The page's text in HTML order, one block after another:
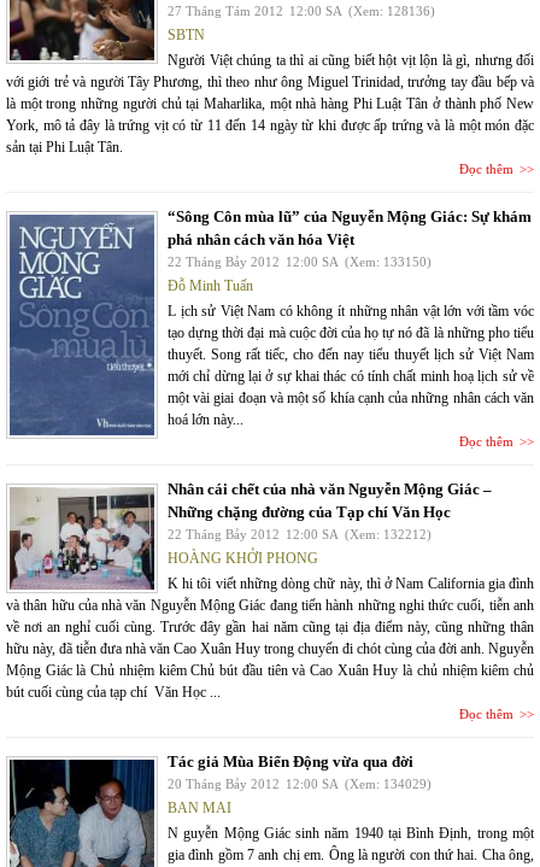
27 Tháng Tám 2012 12:00 SA (Xem: 128136)
SBTN
Người Việt chúng ta thì ai cũng biết hột vịt lộn là gì, nhưng đối
với giới trẻ và người Tây Phương, thì theo như ông Miguel Trinidad, trưởng tay đầu bếp và
là một trong những người chủ tại Maharlika, một nhà hàng Phi Luật Tân ở thành phố New
York, mô tả đây là trứng vịt có từ 11 đến 14 ngày từ khi được ấp trứng và là một món đặc
sản tại Phi Luật Tân.
Đọc thêm
“Sông Côn mùa lũ” của Nguyễn Mộng Giác: Sự khám
phá nhân cách văn hóa Việt
22 Tháng Bảy 2012 12:00 SA (Xem: 133150)
Đỗ Minh Tuấn
L ịch sử Việt Nam có không ít những nhân vật lớn với tầm vóc
tạo dựng thời đại mà cuộc đời của họ tự nó đã là những pho tiểu
thuyết. Song rất tiếc, cho đến nay tiểu thuyết lịch sử Việt Nam
mới chỉ dừng lại ở sự khai thác có tính chất minh hoạ lịch sử về
một vài giai đoạn và một số khía cạnh của những nhân cách văn
hoá lớn này...
Đọc thêm
Nhân cái chết của nhà văn Nguyễn Mộng Giác –
Những chặng đường của Tạp chí Văn Học
22 Tháng Bảy 2012 12:00 SA (Xem: 132212)
HOÀNG KHỞI PHONG
K hi tôi viết những dòng chữ này, thì ở Nam California gia đình
và thân hữu của nhà văn Nguyễn Mộng Giác đang tiến hành những nghi thức cuối, tiễn anh
về nơi an nghỉ cuối cùng. Trước đây gần hai năm cũng tại địa điểm này, cũng những thân
hữu này, đã tiễn đưa nhà văn Cao Xuân Huy trong chuyến đi chót cùng của đời anh. Nguyễn
Mộng Giác là Chủ nhiệm kiêm Chủ bút đầu tiên và Cao Xuân Huy là chủ nhiệm kiêm chủ
bút cuối cùng của tạp chí Văn Học ...
Đọc thêm
Tác giả Mùa Biển Động vừa qua đời
20 Tháng Bảy 2012 12:00 SA (Xem: 134029)
BAN MAI
N guyễn Mộng Giác sinh năm 1940 tại Bình Định, trong một
gia đình gồm 7 anh chị em. Ông là người con thứ hai. Cha ông,